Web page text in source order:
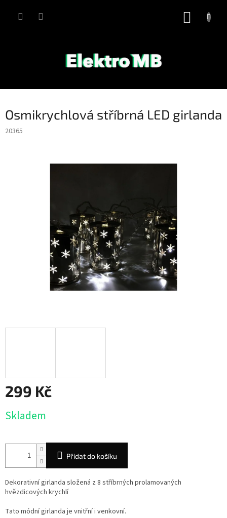
Osmikrychlová stříbrná LED girlanda
20365
299 Kč
cena:
Skladem
Přidat do košíku
Dekorativní girlanda složená z 8 stříbrných prolamovaných
hvězdicových krychlí
Tato módní girlanda je vnitřní i venkovní.